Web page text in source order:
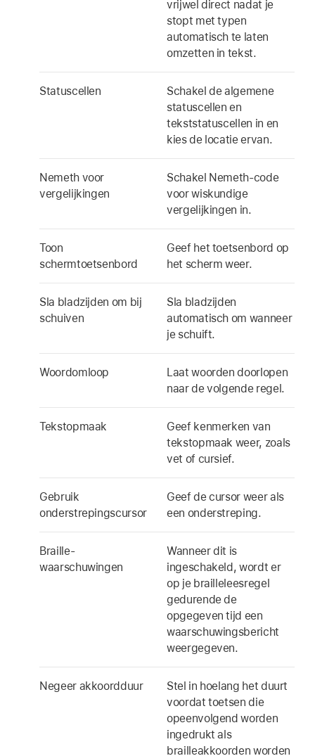
vrijwel direct nadat je
stopt met typen
automatisch te laten
omzetten in tekst.
Statuscellen
Schakel de algemene
statuscellen en
tekststatuscellen in en
kies de locatie ervan.
Nemeth voor
vergelijkingen
Schakel Nemeth-code
voor wiskundige
vergelijkingen in.
Toon
schermtoetsenbord
Geef het toetsenbord op
het scherm weer.
Sla bladzijden om bij
schuiven
Sla bladzijden
automatisch om wanneer
je schuift.
Woordomloop
Laat woorden doorlopen
naar de volgende regel.
Tekstopmaak
Geef kenmerken van
tekstopmaak weer, zoals
vet of cursief.
Gebruik
onderstrepingscursor
Geef de cursor weer als
een onderstreping.
Braille-
waarschuwingen
Wanneer dit is
ingeschakeld, wordt er
op je brailleleesregel
gedurende de
opgegeven tijd een
waarschuwingsbericht
weergegeven.
Negeer akkoordduur
Stel in hoelang het duurt
voordat toetsen die
opeenvolgend worden
ingedrukt als
brailleakkoorden worden